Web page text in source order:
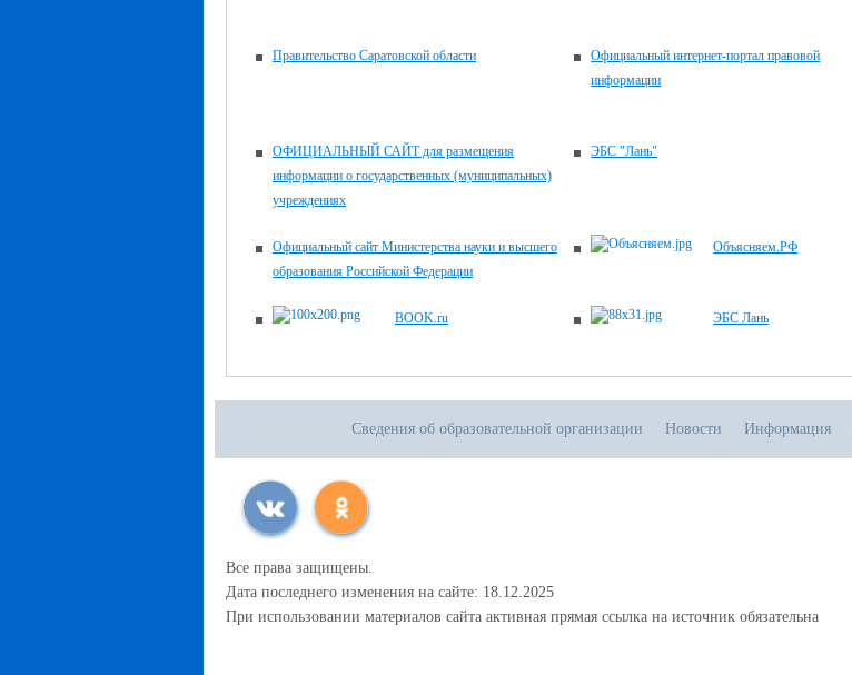
Правительство Саратовской области
Официальный интернет-портал правовой
информации
ОФИЦИАЛЬНЫЙ САЙТ для размещения
информации о государственных (муниципальных)
учреждениях
ЭБС "Лань"
Официальный сайт Министерства науки и высшего
образования Российской Федерации
Объясняем.РФ
BOOK.ru ЭБС Лань
Сведения об образовательной организации Новости Информация
Все права защищены.
Дата последнего изменения на сайте: 18.12.2025
При использовании материалов сайта активная прямая ссылка на источник обязательна